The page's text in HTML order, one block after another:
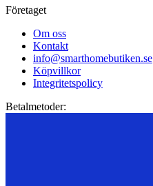
Företaget
Om oss
Kontakt
info@smarthomebutiken.se
Köpvillkor
Integritetspolicy
Betalmetoder: